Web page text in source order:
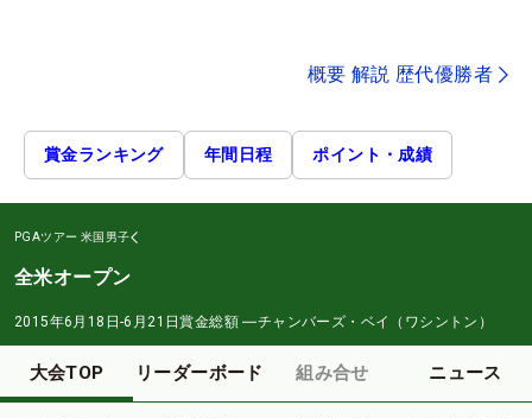
概要 解説 歴代優勝者
賞金ランキング 年間日程 ポイント・成績
PGAツアー 米国男子
全米オープン
2015年6月18日-6月21日賞金総額 ―チャンバーズ・ベイ（ワシントン）
大会TOP リーダーボード 組み合せ ニュース